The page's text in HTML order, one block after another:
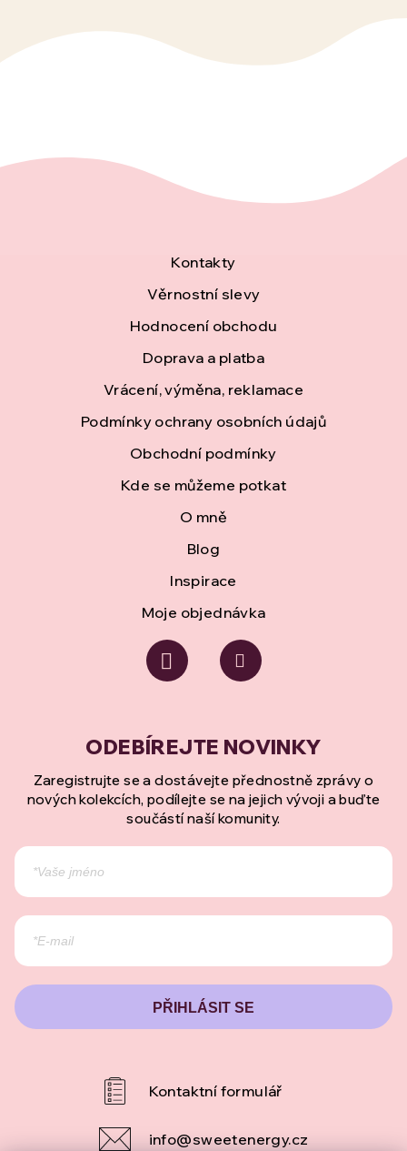
Kontakty
Věrnostní slevy
Hodnocení obchodu
Doprava a platba
Vrácení, výměna, reklamace
Podmínky ochrany osobních údajů
Obchodní podmínky
Kde se můžeme potkat
O mně
Blog
Inspirace
Moje objednávka
Zaregistrujte se a dostávejte přednostně zprávy o
nových kolekcích, podílejte se na jejich vývoji a buďte
součástí naší komunity.
PŘIHLÁSIT SE
info@sweetenergy.cz